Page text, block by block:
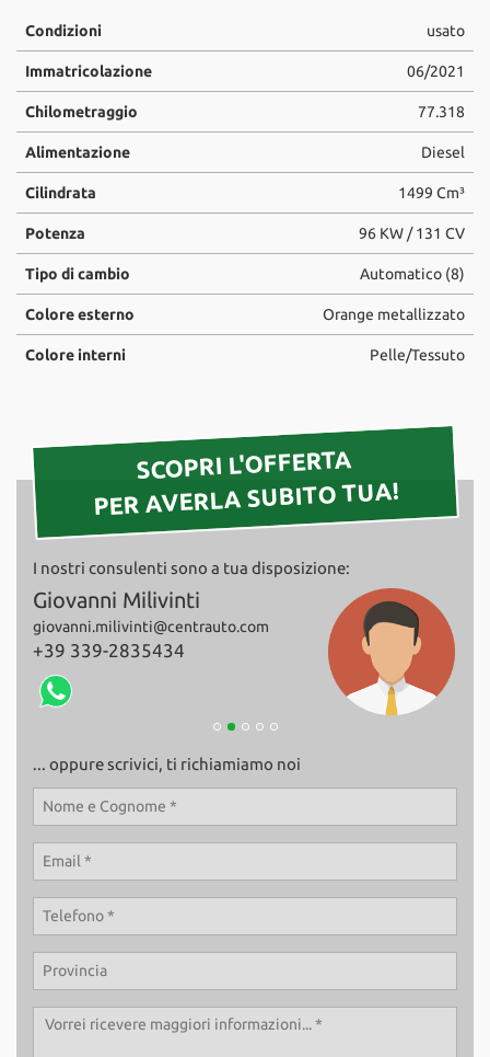
Condizioni usato
Immatricolazione 06/2021
Chilometraggio 77.318
Alimentazione Diesel
Cilindrata 1499 Cm³
Potenza 96 KW / 131 CV
Tipo di cambio Automatico (8)
Colore esterno Orange metallizzato
Colore interni Pelle/Tessuto
SCOPRI L'OFFERTA
PER AVERLA SUBITO TUA!
I nostri consulenti sono a tua disposizione:
Giovanni Milivinti
giovanni.milivinti@centrauto.com
+39 339-2835434
... oppure scrivici, ti richiamiamo noi
Cookie necessari
Cookie delle preferenze
Cookie per il miglioramento dell'esperienza utente
Cookie analitici
Cookie di marketing
Salva
le